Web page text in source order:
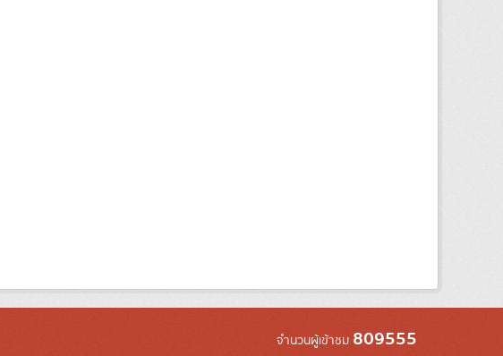
จำนวนผู้เข้าชม 809555